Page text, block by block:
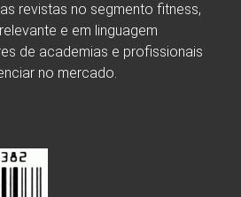
revistas no segmento fitness,
e em linguagem
de academias e profissionais
no mercado.